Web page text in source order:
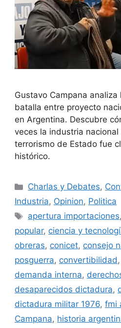
Gustavo Campana analiza
batalla entre proyecto
en Argentina. Descubre
veces la industria nacional
terrorismo de Estado fue
histórico.
Charlas y Debates,
Industria, Opinion, Politica
apertura importaciones,
popular, ciencia y
obreras, conicet, consejo
posguerra, convertibilidad,
demanda interna,
desaparecidos dictadura,
dictadura militar 1976, fmi
Campana, historia